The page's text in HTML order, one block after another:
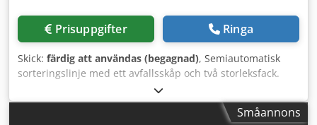
Prisuppgifter Ringa
Skick: färdig att användas (begagnad), Semiautomatisk
sorteringslinje med ett avfallsskåp och två storleksfack.
Linjen är utrustad med Mesutronic metallavskiljare.
Sorteringsprocessen styrs av operatör. Fullt fungerande
linje med hydraulstation och elskåp ingår. Video påSmåannons